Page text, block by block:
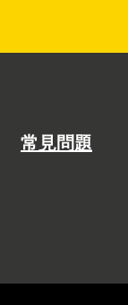
常見問題